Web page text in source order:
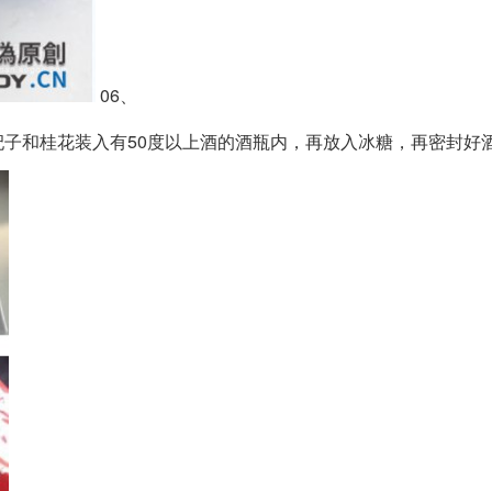
06、
和桂花装入有50度以上酒的酒瓶内，再放入冰糖，再密封好